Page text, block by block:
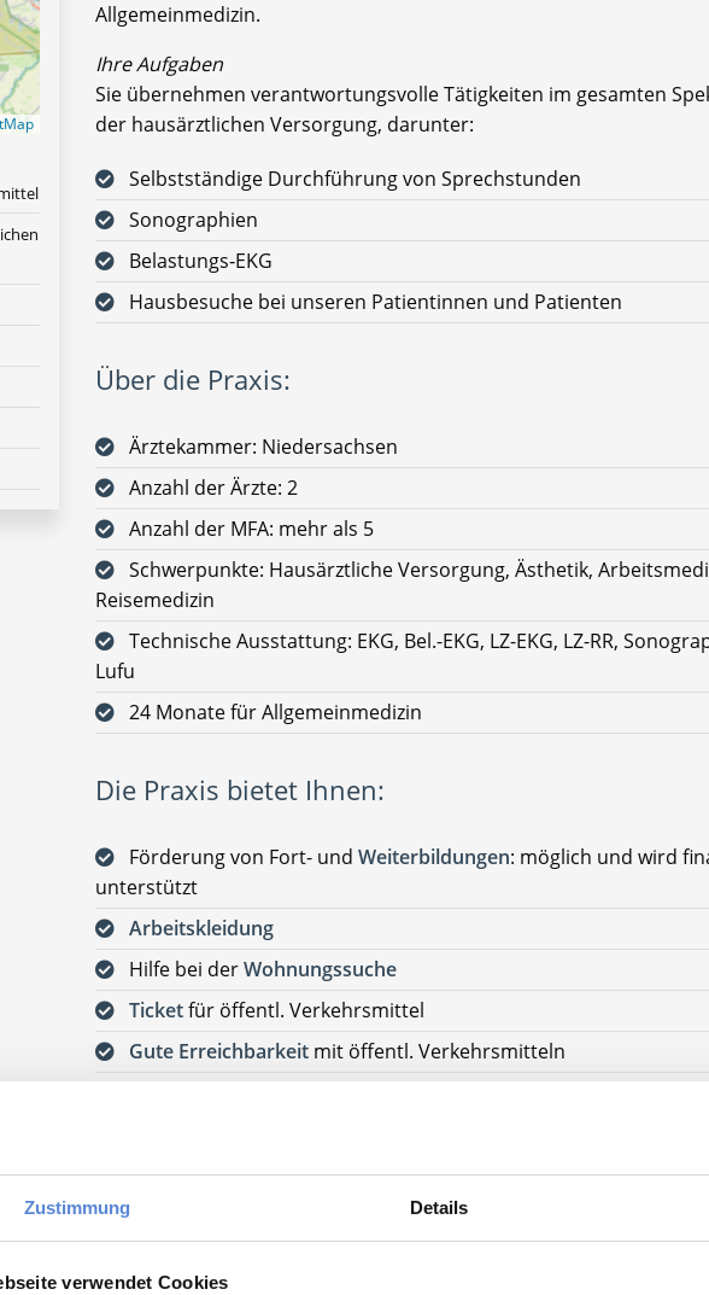
Zustimmung Details
verwendet Cookies
Allgemeinmedizin.
Ihre Aufgaben
Sie übernehmen verantwortungsvolle Tätigkeiten im gesamten
der hausärztlichen Versorgung, darunter:
Selbstständige Durchführung von Sprechstunden
Sonographien
Belastungs‑EKG
Hausbesuche bei unseren Patientinnen und Patienten
Über die Praxis:
Ärztekammer: Niedersachsen
Anzahl der Ärzte: 2
Anzahl der MFA: mehr als 5
Schwerpunkte: Hausärztliche Versorgung, Ästhetik,
Reisemedizin
Technische Ausstattung: EKG, Bel.-EKG, LZ-EKG, LZ-RR,
Lufu
24 Monate für Allgemeinmedizin
Die Praxis bietet Ihnen:
Förderung von Fort- und Weiterbildungen: möglich und wird
unterstützt
Arbeitskleidung
Hilfe bei derWohnungssuche
Ticketfür öffentl. Verkehrsmittel
Gute Erreichbarkeit mit öffentl. Verkehrsmitteln
Finanzielle & organisatorische Unterstützung